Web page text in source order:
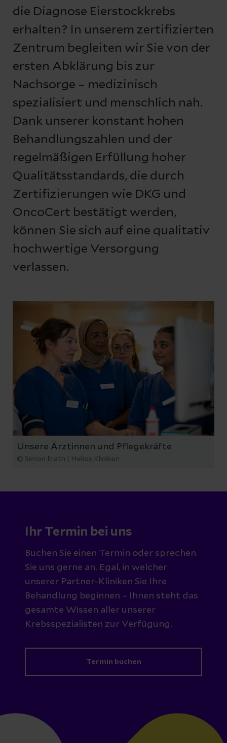
die Diagnose Eierstockkrebs
erhalten? In unserem zertifizierten
Zentrum begleiten wir Sie von der
ersten Abklärung bis zur
Nachsorge – medizinisch
spezialisiert und menschlich nah.
Dank unserer konstant hohen
Behandlungszahlen und der
regelmäßigen Erfüllung hoher
Qualitätsstandards, die durch
Zertifizierungen wie DKG und
OncoCert bestätigt werden,
können Sie sich auf eine qualitativ
hochwertige Versorgung
verlassen.
Unsere Ärztinnen und Pflegekräfte
© Simon Erath | Helios Kliniken
Ihr Termin bei uns
Buchen Sie einen Termin oder sprechen
Sie uns gerne an. Egal, in welcher
unserer Partner-Kliniken Sie Ihre
Behandlung beginnen – Ihnen steht das
gesamte Wissen aller unserer
Krebsspezialisten zur Verfügung.
Termin buchen